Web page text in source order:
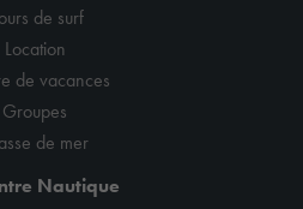
de surf
Location
de vacances
Groupes
de mer
Nautique